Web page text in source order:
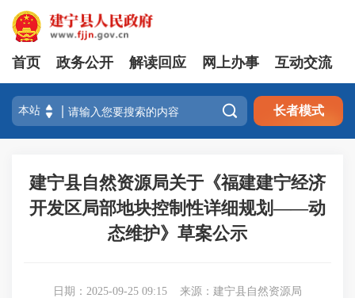
首页 政务公开 解读回应 网上办事 互动交流
 长者模式
建宁县自然资源局关于《福建建宁经济
开发区局部地块控制性详细规划——动
态维护》草案公示
日期：2025-09-25 09:15 来源：建宁县自然资源局